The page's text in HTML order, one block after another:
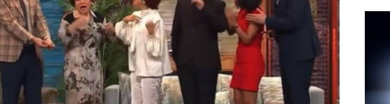
Ekranların beğenilen komedi programı Çok Güzel
Hareketler Bunlar 2 yayınlanan son bölümünde yer alan
"Papaz Olduk" skeci ile ilgili özür mesajı paylaştı